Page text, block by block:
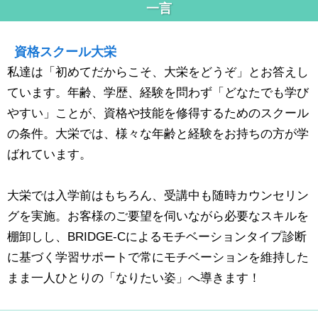
一言
資格スクール大栄
私達は「初めてだからこそ、大栄をどうぞ」とお答えし
ています。年齢、学歴、経験を問わず「どなたでも学び
やすい」ことが、資格や技能を修得するためのスクール
の条件。大栄では、様々な年齢と経験をお持ちの方が学
ばれています。
大栄では入学前はもちろん、受講中も随時カウンセリン
グを実施。お客様のご要望を伺いながら必要なスキルを
棚卸しし、BRIDGE-Cによるモチベーションタイプ診断
に基づく学習サポートで常にモチベーションを維持した
まま一人ひとりの「なりたい姿」へ導きます！